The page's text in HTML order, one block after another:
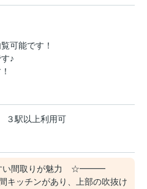
可能です！
♪
３駅以上利用可
間取りが魅力 ☆━━━
キッチンがあり、上部の吹抜け